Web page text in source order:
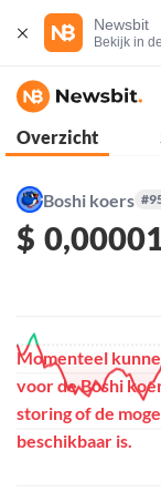
Newsbit
Bekijk in
Overzicht
Boshi koers
$
Momenteel
voor de Boshi
storing of de
beschikbaar is.